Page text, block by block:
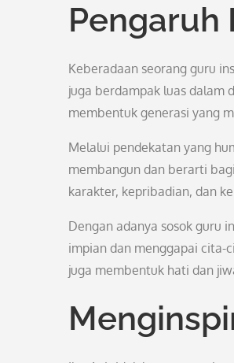
Pengaruh
Keberadaan seorang guru
juga berdampak luas dalam
membentuk generasi yang
Melalui pendekatan yang
membangun dan berarti
karakter, kepribadian, dan
Dengan adanya sosok guru
impian dan menggapai cita-
juga membentuk hati dan